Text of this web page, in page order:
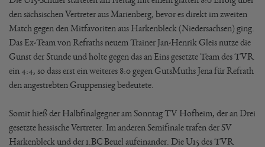
den sächsischen Vertreter aus Marienberg, bevor es direkt im zweiten
Match gegen den Mitfavoriten aus Harkenbleck (Niedersachsen) ging.
Das Ex-Team von Refraths neuem Trainer Jan-Henrik Gleis nutze die
Gunst der Stunde und holte gegen das an Eins gesetzte Team des TVR
ein 4:4, so dass erst ein weiteres 8:0 gegen GutsMuths Jena für Refrath
den angestrebten Gruppensieg bedeutete.
Somit hieß der Halbfinalgegner am Sonntag TV Hofheim, der an Drei
gesetzte hessische Vertreter. Im anderen Semifinale trafen der SV
Harkenbleck und der 1.BC Beuel aufeinander. Die U15 des TVR